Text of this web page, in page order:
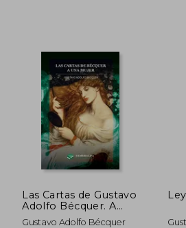
Las Cartas de Gustavo
Adolfo Bécquer. A
una Mujer: Anotado
Gustavo Adolfo Bécquer